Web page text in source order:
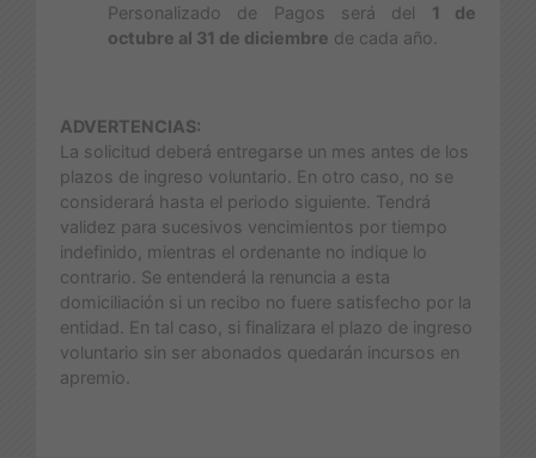
Personalizado de Pagos será del 1 de
octubre al 31 de diciembre de cada año.
ADVERTENCIAS:
La solicitud deberá entregarse un mes antes de los
plazos de ingreso voluntario. En otro caso, no se
considerará hasta el periodo siguiente. Tendrá
validez para sucesivos vencimientos por tiempo
indefinido, mientras el ordenante no indique lo
contrario. Se entenderá la renuncia a esta
domiciliación si un recibo no fuere satisfecho por la
entidad. En tal caso, si finalizara el plazo de ingreso
voluntario sin ser abonados quedarán incursos en
apremio.